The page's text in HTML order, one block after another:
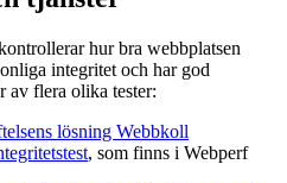
hur bra webbplatsen
integritet och har god
av flera olika tester:
lösning Webbkoll
, som finns i Webperf